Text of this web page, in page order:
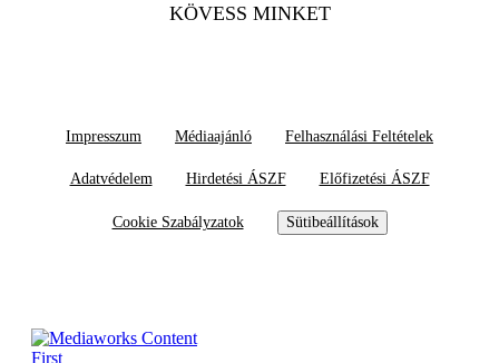
KÖVESS MINKET
Impresszum Médiaajánló Felhasználási Feltételek
Adatvédelem Hirdetési ÁSZF Előfizetési ÁSZF
Cookie Szabályzatok Sütibeállítások